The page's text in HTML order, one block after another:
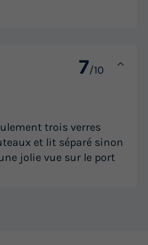
7/10
trois verres
et lit séparé sinon
jolie vue sur le port